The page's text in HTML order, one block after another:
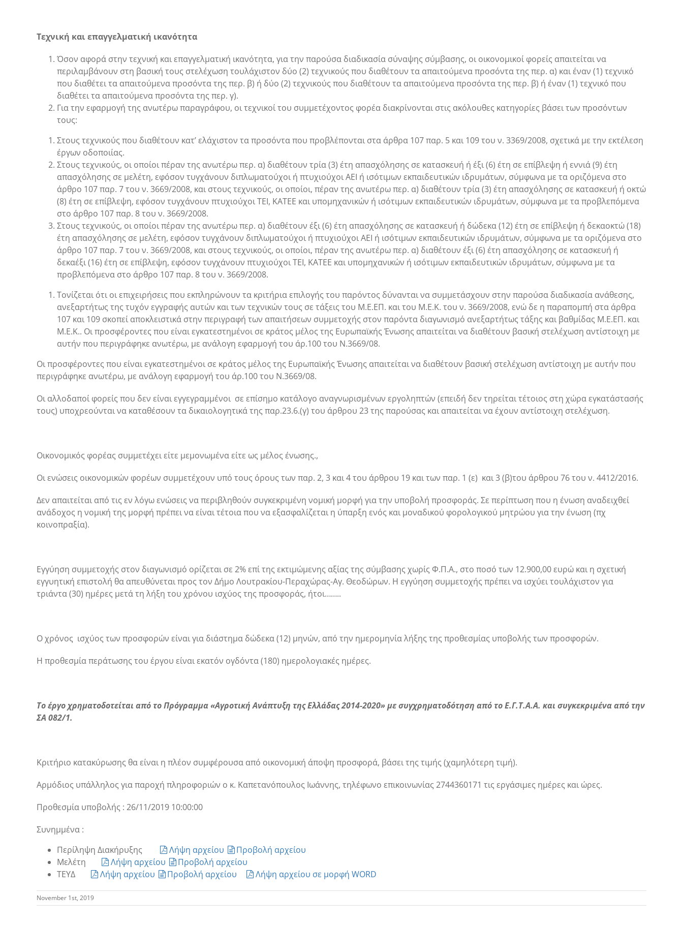
Τεχνική και επαγγελματική ικανότητα
Όσον αφορά στην τεχνική και επαγγελματική ικανότητα, για την παρούσα διαδικασία σύναψης σύμβασης, οι οικονομικοί φορείς απαιτείται να
περιλαμβάνουν στη βασική τους στελέχωση τουλάχιστον δύο (2) τεχνικούς που διαθέτουν τα απαιτούμενα προσόντα της περ. α) και έναν (1) τεχνικό
που διαθέτει τα απαιτούμενα προσόντα της περ. β) ή δύο (2) τεχνικούς που διαθέτουν τα απαιτούμενα προσόντα της περ. β) ή έναν (1) τεχνικό που
διαθέτει τα απαιτούμενα προσόντα της περ. γ).
Για την εφαρμογή της ανωτέρω παραγράφου, οι τεχνικοί του συμμετέχοντος φορέα διακρίνονται στις ακόλουθες κατηγορίες βάσει των προσόντων
τους:
Στους τεχνικούς που διαθέτουν κατ’ ελάχιστον τα προσόντα που προβλέπονται στα άρθρα 107 παρ. 5 και 109 του ν. 3369/2008, σχετικά με την εκτέλεση
έργων οδοποιίας.
Στους τεχνικούς, οι οποίοι πέραν της ανωτέρω περ. α) διαθέτουν τρία (3) έτη απασχόλησης σε κατασκευή ή έξι (6) έτη σε επίβλεψη ή εννιά (9) έτη
απασχόλησης σε μελέτη, εφόσον τυγχάνουν διπλωματούχοι ή πτυχιούχοι ΑΕΙ ή ισότιμων εκπαιδευτικών ιδρυμάτων, σύμφωνα με τα οριζόμενα στο
άρθρο 107 παρ. 7 του ν. 3669/2008, και στους τεχνικούς, οι οποίοι, πέραν της ανωτέρω περ. α) διαθέτουν τρία (3) έτη απασχόλησης σε κατασκευή ή οκτώ
(8) έτη σε επίβλεψη, εφόσον τυγχάνουν πτυχιούχοι ΤΕΙ, ΚΑΤΕΕ και υπομηχανικών ή ισότιμων εκπαιδευτικών ιδρυμάτων, σύμφωνα με τα προβλεπόμενα
στο άρθρο 107 παρ. 8 του ν. 3669/2008.
Στους τεχνικούς, οι οποίοι πέραν της ανωτέρω περ. α) διαθέτουν έξι (6) έτη απασχόλησης σε κατασκευή ή δώδεκα (12) έτη σε επίβλεψη ή δεκαοκτώ (18)
έτη απασχόλησης σε μελέτη, εφόσον τυγχάνουν διπλωματούχοι ή πτυχιούχοι ΑΕΙ ή ισότιμων εκπαιδευτικών ιδρυμάτων, σύμφωνα με τα οριζόμενα στο
άρθρο 107 παρ. 7 του ν. 3669/2008, και στους τεχνικούς, οι οποίοι, πέραν της ανωτέρω περ. α) διαθέτουν έξι (6) έτη απασχόλησης σε κατασκευή ή
δεκαέξι (16) έτη σε επίβλεψη, εφόσον τυγχάνουν πτυχιούχοι ΤΕΙ, ΚΑΤΕΕ και υπομηχανικών ή ισότιμων εκπαιδευτικών ιδρυμάτων, σύμφωνα με τα
προβλεπόμενα στο άρθρο 107 παρ. 8 του ν. 3669/2008.
Τονίζεται ότι οι επιχειρήσεις που εκπληρώνουν τα κριτήρια επιλογής του παρόντος δύνανται να συμμετάσχουν στην παρούσα διαδικασία ανάθεσης,
ανεξαρτήτως της τυχόν εγγραφής αυτών και των τεχνικών τους σε τάξεις του Μ.Ε.ΕΠ. και του Μ.Ε.Κ. του ν. 3669/2008, ενώ δε η παραπομπή στα άρθρα
107 και 109 σκοπεί αποκλειστικά στην περιγραφή των απαιτήσεων συμμετοχής στον παρόντα διαγωνισμό ανεξαρτήτως τάξης και βαθμίδας Μ.Ε.ΕΠ. και
Μ.Ε.Κ.. Οι προσφέροντες που είναι εγκατεστημένοι σε κράτος μέλος της Ευρωπαϊκής Ένωσης απαιτείται να διαθέτουν βασική στελέχωση αντίστοιχη με
αυτήν που περιγράφηκε ανωτέρω, με ανάλογη εφαρμογή του άρ.100 του Ν.3669/08.
Οι προσφέροντες που είναι εγκατεστημένοι σε κράτος μέλος της Ευρωπαϊκής Ένωσης απαιτείται να διαθέτουν βασική στελέχωση αντίστοιχη με αυτήν που
περιγράφηκε ανωτέρω, με ανάλογη εφαρμογή του άρ.100 του Ν.3669/08.
Οι αλλοδαποί φορείς που δεν είναι εγγεγραμμένοι σε επίσημο κατάλογο αναγνωρισμένων εργοληπτών (επειδή δεν τηρείται τέτοιος στη χώρα εγκατάστασής
τους) υποχρεούνται να καταθέσουν τα δικαιολογητικά της παρ.23.6.(γ) του άρθρου 23 της παρούσας και απαιτείται να έχουν αντίστοιχη στελέχωση.
Οικονομικός φορέας συμμετέχει είτε μεμονωμένα είτε ως μέλος ένωσης.,
Οι ενώσεις οικονομικών φορέων συμμετέχουν υπό τους όρους των παρ. 2, 3 και 4 του άρθρου 19 και των παρ. 1 (ε) και 3 (β)του άρθρου 76 του ν. 4412/2016.
Δεν απαιτείται από τις εν λόγω ενώσεις να περιβληθούν συγκεκριμένη νομική μορφή για την υποβολή προσφοράς. Σε περίπτωση που η ένωση αναδειχθεί
ανάδοχος η νομική της μορφή πρέπει να είναι τέτοια που να εξασφαλίζεται η ύπαρξη ενός και μοναδικού φορολογικού μητρώου για την ένωση (πχ
κοινοπραξία).
Εγγύηση συμμετοχής στον διαγωνισμό ορίζεται σε 2% επί της εκτιμώμενης αξίας της σύμβασης χωρίς Φ.Π.Α., στο ποσό των 12.900,00 ευρώ και η σχετική
εγγυητική επιστολή θα απευθύνεται προς τον Δήμο Λουτρακίου-Περαχώρας-Αγ. Θεοδώρων. Η εγγύηση συμμετοχής πρέπει να ισχύει τουλάχιστον για
τριάντα (30) ημέρες μετά τη λήξη του χρόνου ισχύος της προσφοράς, ήτοι……..
Ο χρόνος ισχύος των προσφορών είναι για διάστημα δώδεκα (12) μηνών, από την ημερομηνία λήξης της προθεσμίας υποβολής των προσφορών.
Η προθεσμία περάτωσης του έργου είναι εκατόν ογδόντα (180) ημερολογιακές ημέρες.
Το έργο χρηματοδοτείται από το Πρόγραμμα «Αγροτική Ανάπτυξη της Ελλάδας 2014-2020» με συγχρηματοδότηση από το Ε.Γ.Τ.Α.Α. και συγκεκριμένα από την
ΣΑ 082/1.
Κριτήριο κατακύρωσης θα είναι η πλέον συμφέρουσα από οικονομική άποψη προσφορά, βάσει της τιμής (χαμηλότερη τιμή).
Αρμόδιος υπάλληλος για παροχή πληροφοριών ο κ. Καπετανόπουλος Ιωάννης, τηλέφωνο επικοινωνίας 2744360171 τις εργάσιμες ημέρες και ώρες.
Προθεσμία υποβολής : 26/11/2019 10:00:00
Συνημμένα :
Περίληψη Διακήρυξης
Λήψη αρχείου
Προβολή αρχείου
Μελέτη
Λήψη αρχείου
Προβολή αρχείου
ΤΕΥΔ
Λήψη αρχείου Προβολή αρχείου Λήψη αρχείου σε μορφή WORD
November 1st, 2019